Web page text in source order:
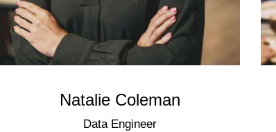
Natalie Coleman
Data Engineer